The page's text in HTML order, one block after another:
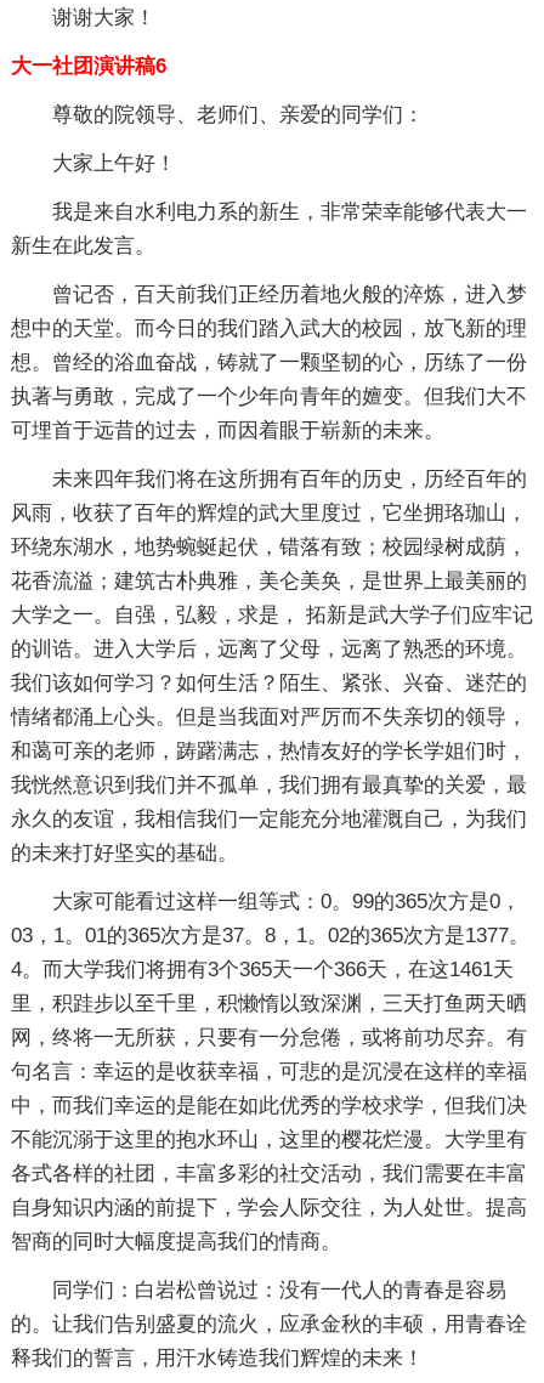
谢谢大家！
大一社团演讲稿6
尊敬的院领导、老师们、亲爱的同学们：
大家上午好！
我是来自水利电力系的新生，非常荣幸能够代表大一
新生在此发言。
曾记否，百天前我们正经历着地火般的淬炼，进入梦
想中的天堂。而今日的我们踏入武大的校园，放飞新的理
想。曾经的浴血奋战，铸就了一颗坚韧的心，历练了一份
执著与勇敢，完成了一个少年向青年的嬗变。但我们大不
可埋首于远昔的过去，而因着眼于崭新的未来。
未来四年我们将在这所拥有百年的历史，历经百年的
风雨，收获了百年的辉煌的武大里度过，它坐拥珞珈山，
环绕东湖水，地势蜿蜒起伏，错落有致；校园绿树成荫，
花香流溢；建筑古朴典雅，美仑美奂，是世界上最美丽的
大学之一。自强，弘毅，求是， 拓新是武大学子们应牢记
的训诰。进入大学后，远离了父母，远离了熟悉的环境。
我们该如何学习？如何生活？陌生、紧张、兴奋、迷茫的
情绪都涌上心头。但是当我面对严厉而不失亲切的领导，
和蔼可亲的老师，踌躇满志，热情友好的学长学姐们时，
我恍然意识到我们并不孤单，我们拥有最真挚的关爱，最
永久的友谊，我相信我们一定能充分地灌溉自己，为我们
的未来打好坚实的基础。
大家可能看过这样一组等式：0。99的365次方是0，
03，1。01的365次方是37。8，1。02的365次方是1377。
4。而大学我们将拥有3个365天一个366天，在这1461天
里，积跬步以至千里，积懒惰以致深渊，三天打鱼两天晒
网，终将一无所获，只要有一分怠倦，或将前功尽弃。有
句名言：幸运的是收获幸福，可悲的是沉浸在这样的幸福
中，而我们幸运的是能在如此优秀的学校求学，但我们决
不能沉溺于这里的抱水环山，这里的樱花烂漫。大学里有
各式各样的社团，丰富多彩的社交活动，我们需要在丰富
自身知识内涵的前提下，学会人际交往，为人处世。提高
智商的同时大幅度提高我们的情商。
同学们：白岩松曾说过：没有一代人的青春是容易
的。让我们告别盛夏的流火，应承金秋的丰硕，用青春诠
释我们的誓言，用汗水铸造我们辉煌的未来！